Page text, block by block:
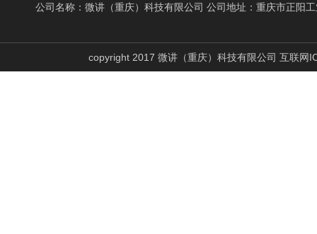
公司名称：微讲（重庆）科技有限公司 公司地址：重庆市正阳
copyright 2017 微讲（重庆）科技有限公司 互联网